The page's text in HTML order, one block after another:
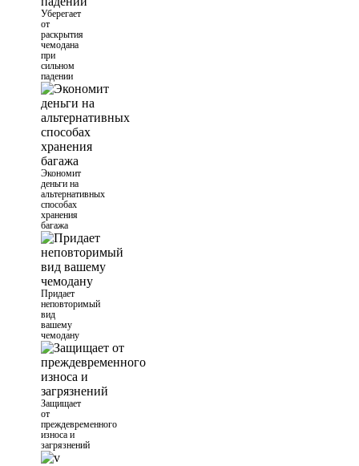
Уберегает
от
раскрытия
чемодана
при
сильном
падении
Экономит
деньги на
альтернативных
способах
хранения
багажа
Придает
неповторимый
вид
вашему
чемодану
Защищает
от
преждевременного
износа и
загрязнений